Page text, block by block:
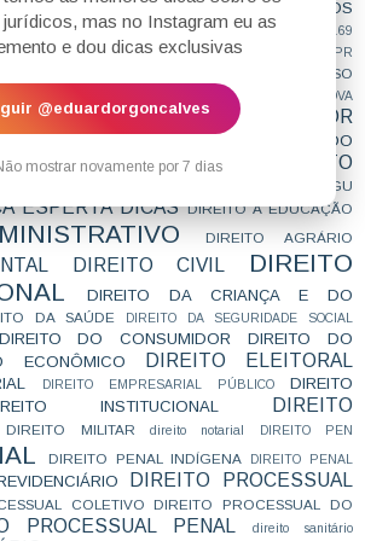
mas no Instagram eu as
e dou dicas exclusivas
@eduardorgoncalves
mostrar novamente por 7 dias
CONCURSOS CONCURSOS FUTUROS
CONTRATAÇÃO TEMPORÁRIA
CONVENÇÃO 169
CORTE INTERAMERICANA CPC2015 CPR
CURSO
- TRF4 CURSO PARA A SUBJETIVA
CURSO PROVA
PROVA ORAL
DEFENSOR
DELEGADO
DELEGADO FEDERAL DEPOIMENTO
DICA AGU
ESPERTA DICAS DIREITO A EDUCAÇÃO
DIREITO AGRÁRIO
DIREITO CIVIL
DIREITO
DIREITO DA CRIANÇA E DO
DA SAÚDE
DIREITO DA SEGURIDADE SOCIAL
DIREITO DO CONSUMIDOR
DIREITO DO
ECONÔMICO DIREITO ELEITORAL
DIREITO EMPRESARIAL PÚBLICO
DIREITO
INSTITUCIONAL
DIREITO
DIREITO MILITAR direito notarial DIREITO PEN
DIREITO PENAL INDÍGENA
DIREITO PENAL
DIREITO PROCESSUAL
COLETIVO
DIREITO PROCESSUAL DO
PROCESSUAL PENAL direito sanitário